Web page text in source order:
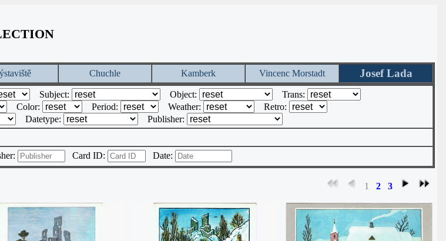
Chuchle Kamberk Vincenc Morstadt Josef Lada
Subject: Object:
Trans:
Color: Period: Weather:
Retro:
Datetype:
Publisher:
Card ID: Date:
1 2 3